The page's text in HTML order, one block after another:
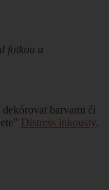
fotkou a
dekórovat barvami či
Distress inkousty.